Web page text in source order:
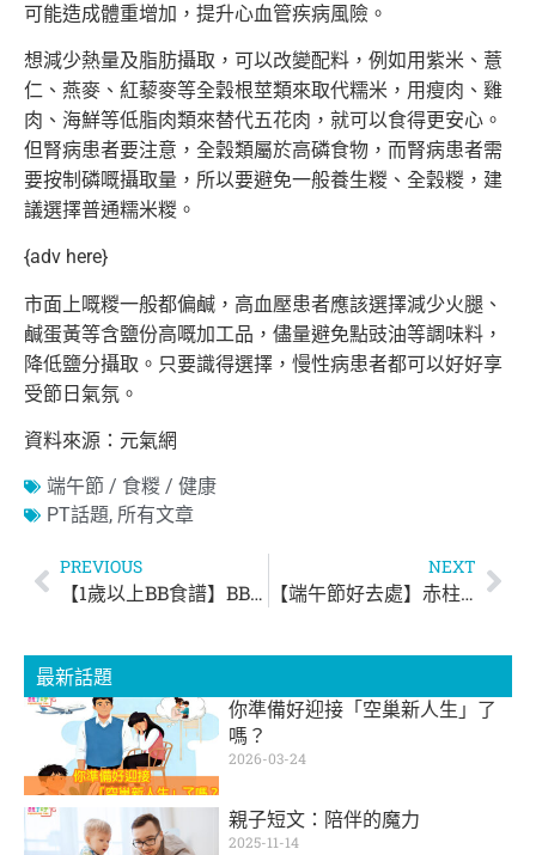
可能造成體重增加，提升心血管疾病風險。
想減少熱量及脂肪攝取，可以改變配料，例如用紫米、薏
仁、燕麥、紅藜麥等全穀根莖類來取代糯米，用瘦肉、雞
肉、海鮮等低脂肉類來替代五花肉，就可以食得更安心。
但腎病患者要注意，全穀類屬於高磷食物，而腎病患者需
要按制磷嘅攝取量，所以要避免一般養生糉、全穀糉 ，建
議選擇普通糯米糉。
{adv here}
市面上嘅糉一般都偏鹹，高血壓患者應該選擇減少火腿、
鹹蛋黃等含鹽份高嘅加工品，儘量避免點豉油等調味料，
降低鹽分攝取。只要識得選擇， 慢性病患者都可以好好享
受節日氣氛。
資料來源：元氣網
端午節 / 食糉 / 健康
PT話題, 所有文章
PREVIOUS
【1歲以上BB食譜】BB版蜂蜜千層蛋糕
NEXT
【端午節好去處】赤柱龍舟錦標賽 + 嘉年華會
最新話題
你準備好迎接「空巢新人生」了
嗎？
2026-03-24
親子短文：陪伴的魔力
2025-11-14